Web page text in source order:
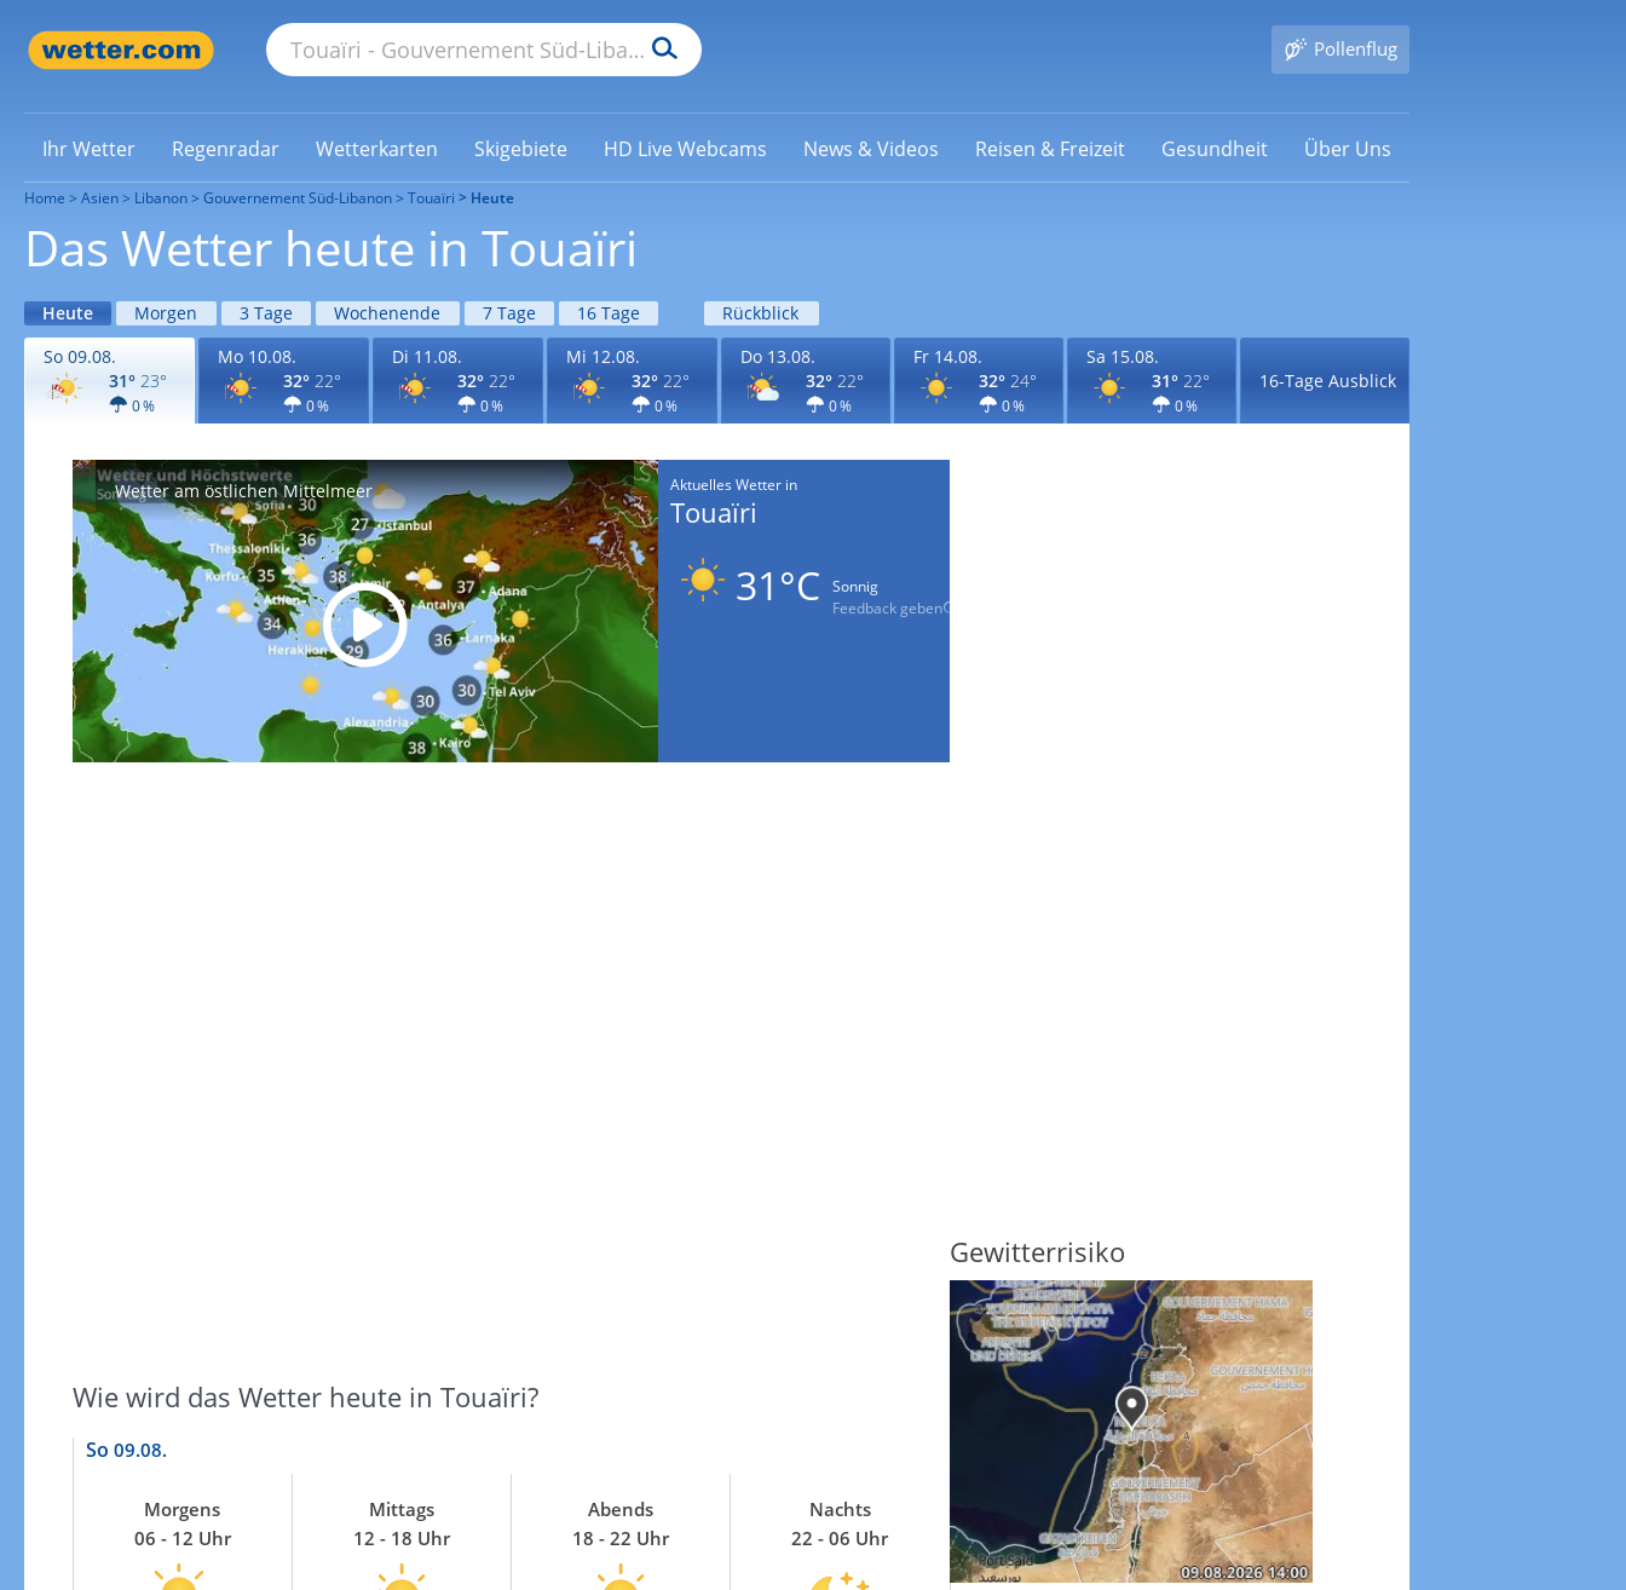
Pollenflug
Ihr Wetter Regenradar Wetterkarten Skigebiete HD Live Webcams News & Videos Reisen & Freizeit Gesundheit Über Uns
Home Asien Libanon Gouvernement Süd-Libanon Touaïri Heute
Das Wetter heute in Touaïri
Heute Morgen 3 Tage Wochenende 7 Tage 16 Tage
Rückblick
So 09.08.
31° 23°
0 %
Mo 10.08.
32° 22°
0 %
Di 11.08.
32° 22°
0 %
Mi 12.08.
32° 22°
0 %
Do 13.08.
32° 22°
0 %
Fr 14.08.
32° 24°
0 %
Sa 15.08.
31° 22°
0 %
16-Tage Ausblick
Wetter am östlichen Mittelmeer Aktuelles Wetter in
Touaïri
31°C
Sonnig
Feedback geben
Wie wird das Wetter heute in Touaïri?
So 09.08.
Morgens
06 - 12 Uhr
Mittags
12 - 18 Uhr
Abends
18 - 22 Uhr
Nachts
22 - 06 Uhr
Gewitterrisiko